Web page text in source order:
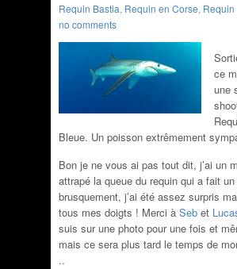
Requin Bastia, Requin en Corse, Requin
no comments
ce
une
Bleue. Un poisson extrêmement
Bon je ne vous ai pas tout dit, j’ai un
attrapé la queue du requin qui a fait
brusquement, j’ai été assez surpris
tous mes doigts ! Merci à Seb et
suis sur une photo pour une fois et
mais ce sera plus tard le temps de
..